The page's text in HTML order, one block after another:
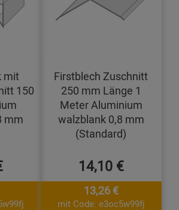
mit
150
mm
Firstblech Zuschnitt
250 mm Länge 1
Meter Aluminium
walzblank 0,8 mm
(Standard)
14,10 €
13,26 €
mit Code: e3oc5w99fj